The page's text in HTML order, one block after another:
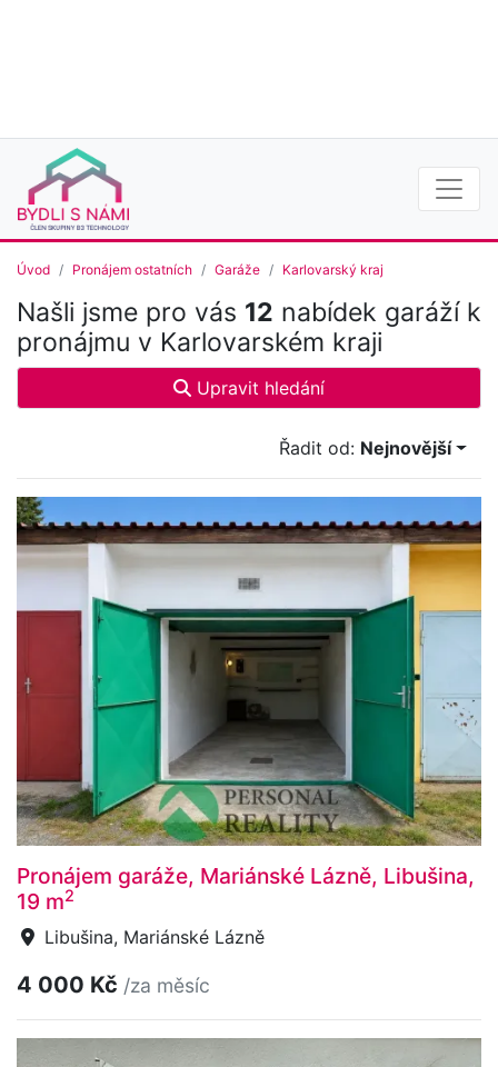
Úvod Pronájem ostatních Garáže Karlovarský kraj
Našli jsme pro vás 12 nabídek garáží k
pronájmu v Karlovarském kraji
Upravit hledání
Řadit od: Nejnovější
Pronájem garáže, Mariánské Lázně, Libušina,
19 m2
Libušina, Mariánské Lázně
4 000 Kč /za měsíc